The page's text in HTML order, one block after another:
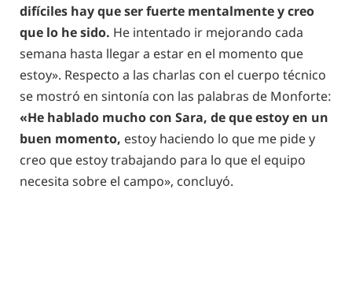
difíciles hay que ser fuerte mentalmente y creo
que lo he sido. He intentado ir mejorando cada
semana hasta llegar a estar en el momento que
estoy». Respecto a las charlas con el cuerpo técnico
se mostró en sintonía con las palabras de Monforte:
«He hablado mucho con Sara, de que estoy en un
buen momento, estoy haciendo lo que me pide y
creo que estoy trabajando para lo que el equipo
necesita sobre el campo», concluyó.